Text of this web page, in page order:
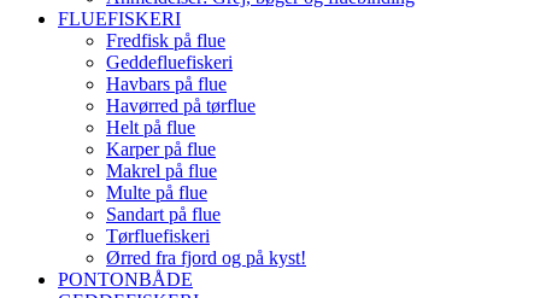
FLUEFISKERI
Fredfisk på flue
Geddefluefiskeri
Havbars på flue
Havørred på tørflue
Helt på flue
Karper på flue
Makrel på flue
Multe på flue
Sandart på flue
Tørfluefiskeri
Ørred fra fjord og på kyst!
PONTONBÅDE